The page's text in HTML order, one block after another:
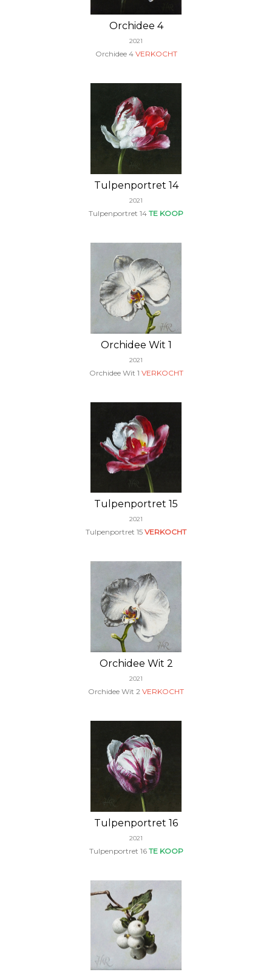
Orchidee 4
2021
Orchidee 4 VERKOCHT
Tulpenportret 14
2021
Tulpenportret 14 TE KOOP
Orchidee Wit 1
2021
Orchidee Wit 1 VERKOCHT
Tulpenportret 15
2021
Tulpenportret 15 VERKOCHT
Orchidee Wit 2
2021
Orchidee Wit 2 VERKOCHT
Tulpenportret 16
2021
Tulpenportret 16 TE KOOP